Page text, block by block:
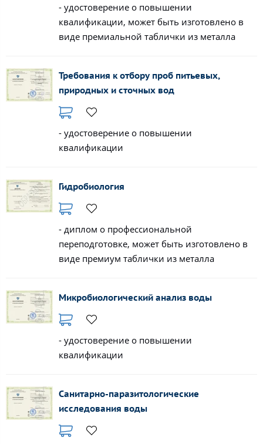
- удостоверение о повышении
квалификации, может быть изготовлено в
виде премиальной таблички из металла
Требования к отбору проб питьевых,
природных и сточных вод
- удостоверение о повышении
квалификации
Гидробиология
- диплом о профессиональной
переподготовке, может быть изготовлено в
виде премиум таблички из металла
Микробиологический анализ воды
- удостоверение о повышении
квалификации
Санитарно-паразитологические
исследования воды